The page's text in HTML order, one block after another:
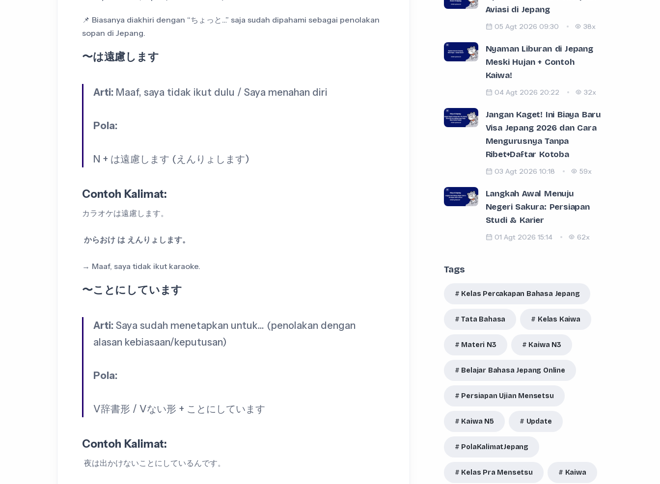
📌 Biasanya diakhiri dengan “ちょっと…” saja sudah dipahami sebagai penolakan
sopan di Jepang.
〜は遠慮します
Arti: Maaf, saya tidak ikut dulu / Saya menahan diri
Pola:
N + は遠慮します (えんりょします)
Contoh Kalimat:
カラオケは遠慮します。
からおけ は えんりょします。
→ Maaf, saya tidak ikut karaoke.
〜ことにしています
Arti: Saya sudah menetapkan untuk… (penolakan dengan
alasan kebiasaan/keputusan)
Pola:
V辞書形 / Vない形 + ことにしています
Contoh Kalimat:
夜は出かけないことにしているんです。
Aviasi di Jepang
05 Agt 2026 09:30 38x
Nyaman Liburan di Jepang
Meski Hujan + Contoh
Kaiwa!
04 Agt 2026 20:22 32x
Jangan Kaget! Ini Biaya Baru
Visa Jepang 2026 dan Cara
Mengurusnya Tanpa
Ribet+Daftar Kotoba
03 Agt 2026 10:18 59x
Langkah Awal Menuju
Negeri Sakura: Persiapan
Studi & Karier
01 Agt 2026 15:14 62x
Tags
Kelas Percakapan Bahasa Jepang
Tata Bahasa Kelas Kaiwa
Materi N3 Kaiwa N3
Belajar Bahasa Jepang Online
Persiapan Ujian Mensetsu
Kaiwa N5 Update
PolaKalimatJepang
Kelas Pra Mensetsu Kaiwa